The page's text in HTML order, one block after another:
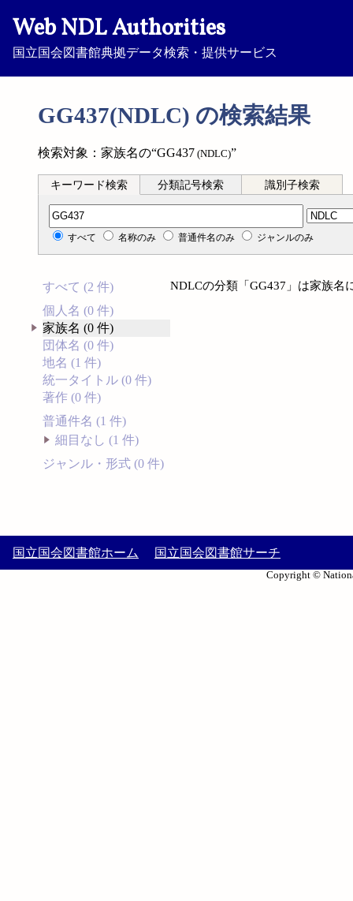
Web NDL Authorities
国立国会図書館典拠データ検索・提供サービス
GG437(NDLC) の検索結果
検索対象：家族名の“GG437 (NDLC)”
キーワード検索 分類記号検索 識別子検索
分類記号検索
すべて 名称のみ 普通件名のみ ジャンルのみ
すべて (2 件)
個人名 (0 件)
家族名 (0 件)
団体名 (0 件)
地名 (1 件)
統一タイトル (0 件)
著作 (0 件)
普通件名 (1 件)
細目なし (1 件)
ジャンル・形式 (0 件)
NDLCの分類「GG437」は家族名
国立国会図書館ホーム 国立国会図書館サーチ
Copyright ©